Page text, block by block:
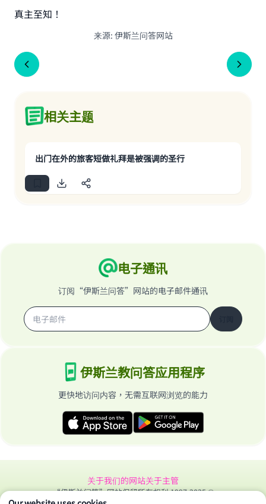
真主至知！
来源: 伊斯兰问答网站
相关主题
出门在外的旅客短做礼拜是被强调的圣行
电子通讯
订阅“伊斯兰问答”网站的电子邮件通讯
伊斯兰教问答应用程序
更快地访问内容，无需互联网浏览的能力
关于我们的网站关于主管
“伊斯兰问答”网站保留所有权利 1997-2025 ©